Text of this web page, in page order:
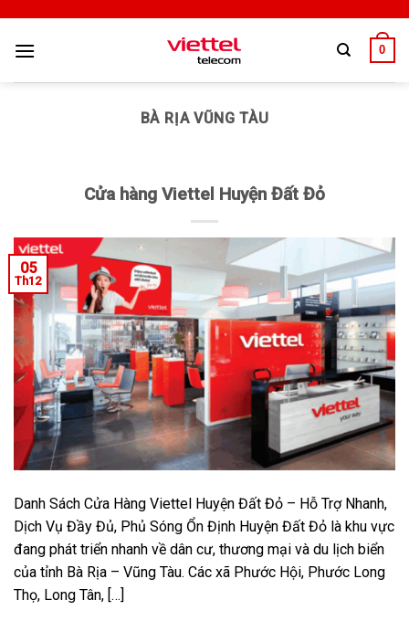
0
BÀ RỊA VŨNG TÀU
Cửa hàng Viettel Huyện Đất Đỏ
05
Th12
Danh Sách Cửa Hàng Viettel Huyện Đất Đỏ – Hỗ Trợ Nhanh,
Dịch Vụ Đầy Đủ, Phủ Sóng Ổn Định Huyện Đất Đỏ là khu vực
đang phát triển nhanh về dân cư, thương mại và du lịch biển
của tỉnh Bà Rịa – Vũng Tàu. Các xã Phước Hội, Phước Long
Thọ, Long Tân, […]